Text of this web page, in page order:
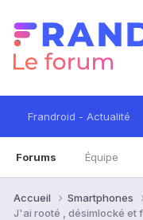
Frandroid - Actualité
Forums Équipe
Accueil Smartphones
J'ai rooté , désimlocké et